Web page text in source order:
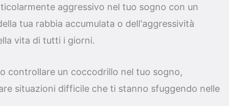
aggressivo nel tuo sogno con un
tua rabbia accumulata o dell'aggressività
vita di tutti i giorni.
controllare un coccodrillo nel tuo sogno,
situazioni difficile che ti stanno sfuggendo nelle